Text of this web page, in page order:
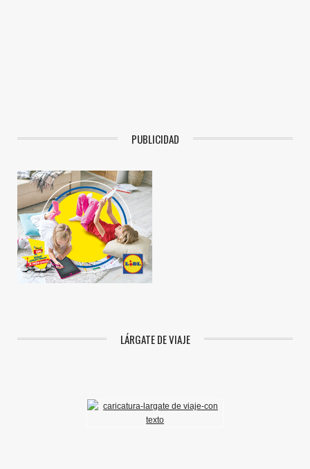
PUBLICIDAD
LÁRGATE DE VIAJE